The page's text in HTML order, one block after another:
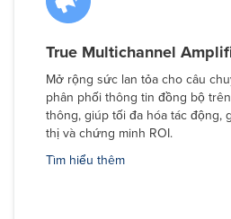
True Multichannel
Mở rộng sức lan tỏa cho câu
phân phối thông tin đồng bộ
thông, giúp tối đa hóa tác động,
thị và chứng minh ROI.
Tìm hiểu thêm